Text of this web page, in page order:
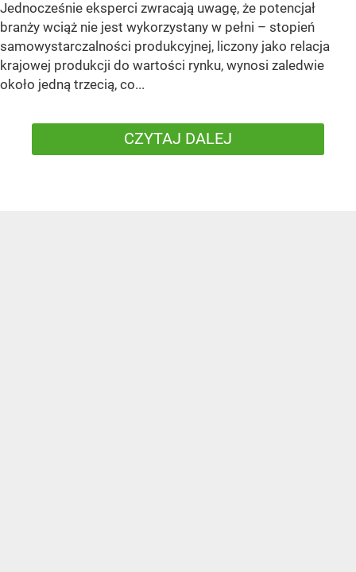
Jednocześnie eksperci zwracają uwagę, że potencjał
branży wciąż nie jest wykorzystany w pełni – stopień
samowystarczalności produkcyjnej, liczony jako relacja
krajowej produkcji do wartości rynku, wynosi zaledwie
około jedną trzecią, co...
CZYTAJ DALEJ